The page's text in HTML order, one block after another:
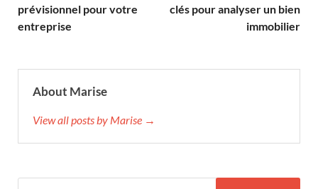
prévisionnel pour votre
entreprise
clés pour analyser un bien
immobilier
About Marise
View all posts by Marise →